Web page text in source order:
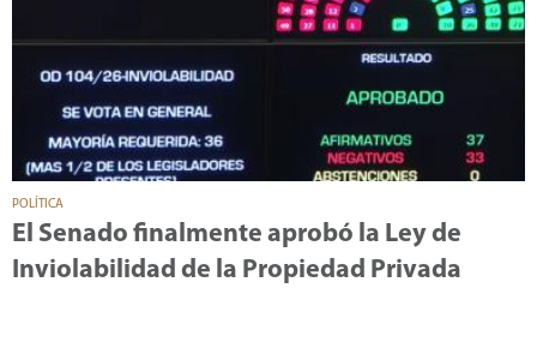
POLÍTICA
El Senado finalmente aprobó la Ley de
Inviolabilidad de la Propiedad Privada